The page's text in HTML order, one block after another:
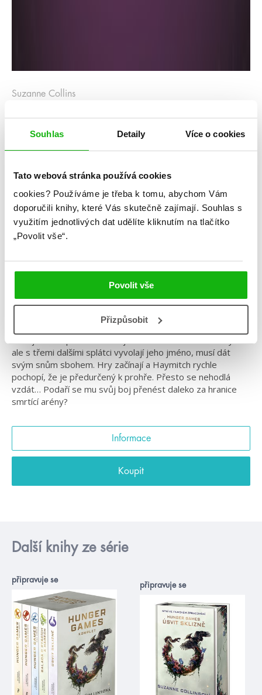
Souhlas Detaily Více o cookies
Tato webová stránka používá cookies
cookies? Používáme je třeba k tomu, abychom Vám
doporučili knihy, které Vás skutečně zajímají. Souhlas s
využitím jednotlivých dat udělíte kliknutím na tlačítko
„Povolit vše“.
Povolit vše
Přizpůsobit
Série: Hunger Games
Úsvit sklizně (audiokniha)
Suzanne Collins
#audioknihy #hungergames #suzannecollins
Když přijdete o všechno, co máte rádi, za co vám
Začíná Den sklizně padesátého ročníku Hladových her a
všechny kraje Panemu svírá strach. Letos, u příležitosti
druhých čtvrtoher, bude do Kapitolu odveden dvojnásobný
počet splátců. Haymitch Abernathy z Dvanáctého kraje
ale s třemi dalšími splátci vyvolají jeho jméno, musí dát
svým snům sbohem. Hry začínají a Haymitch rychle
pochopí, že je předurčený k prohře. Přesto se nehodlá
vzdát… Podaří se mu svůj boj přenést daleko za hranice
smrtící arény?
Informace
Koupit
Další knihy ze série
připravuje se
připravuje se